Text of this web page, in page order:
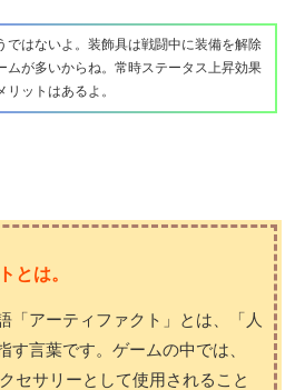
ではないよ。装飾具は戦闘中に装備を解除
ムが多いからね。常時ステータス上昇効果
リットはあるよ。
とは。
「アーティファクト」とは、「人
す言葉です。ゲームの中では、
セサリーとして使用されること